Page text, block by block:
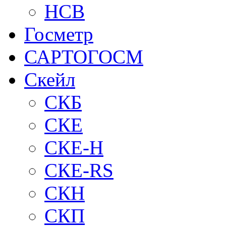
HCB
Госметр
САРТОГОСМ
Скейл
СКБ
СКЕ
СКЕ-H
СКЕ-RS
СКН
СКП